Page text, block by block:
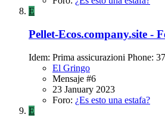
E
Pellet-Ecos.company.site -
Idem: Prima assicurazioni Phone:
El Gringo
Mensaje #6
23 January 2023
Foro: ¿Es esto una estafa?
E